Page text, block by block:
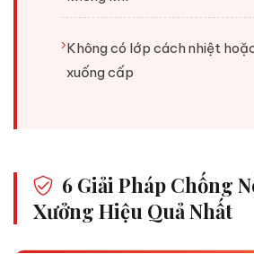
Không có lớp cách nhiệt
xuống cấp
6 Giải Pháp Chống
Xưởng Hiệu Quả Nhất